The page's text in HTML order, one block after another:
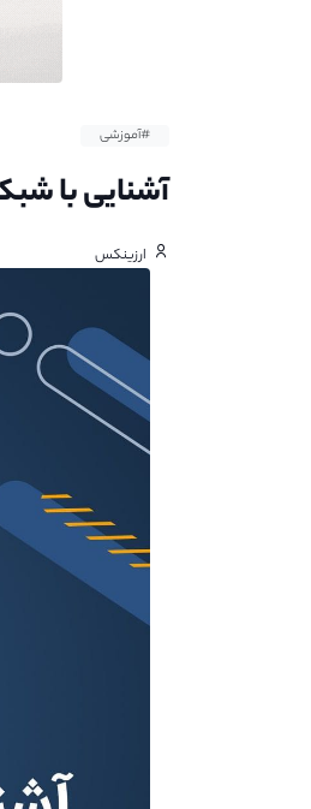
#آموزشی
آشنایی با
ارزینکس